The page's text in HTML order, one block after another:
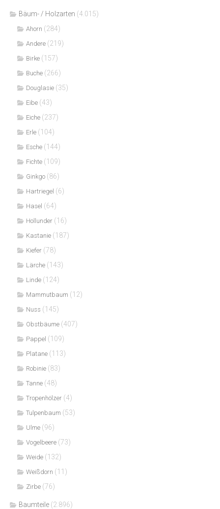
Bäum- / Holzarten (4.015)
Ahorn (284)
Andere (219)
Birke (157)
Buche (266)
Douglasie (35)
Eibe (43)
Eiche (237)
Erle (104)
Esche (144)
Fichte (109)
Ginkgo (86)
Hartriegel (6)
Hasel (64)
Hollunder (16)
Kastanie (187)
Kiefer (78)
Lärche (143)
Linde (124)
Mammutbaum (12)
Nuss (145)
Obstbäume (407)
Pappel (109)
Platane (113)
Robinie (83)
Tanne (48)
Tropenhölzer (4)
Tulpenbaum (53)
Ulme (96)
Vogelbeere (73)
Weide (132)
Weißdorn (11)
Zirbe (76)
Baumteile (2.896)